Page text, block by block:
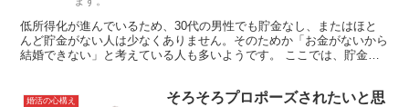
低所得化が進んでいるため、30代の男性でも貯金なし、またはほと
んど貯金がない人は少なくありません。そのためか「お金がないから
結婚できない」と考えている人も多いようです。 ここでは、貯金な
婚活の心構え
そろそろプロポーズされたいと思